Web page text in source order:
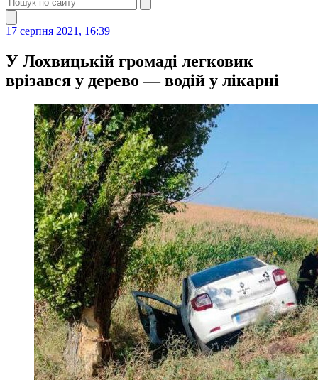
17 серпня 2021, 16:39
У Лохвицькій громаді легковик
врізався у дерево — водій у лікарні